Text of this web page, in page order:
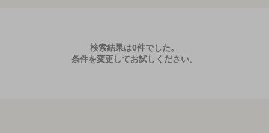
検索結果は0件でした。
条件を変更してお試しください。